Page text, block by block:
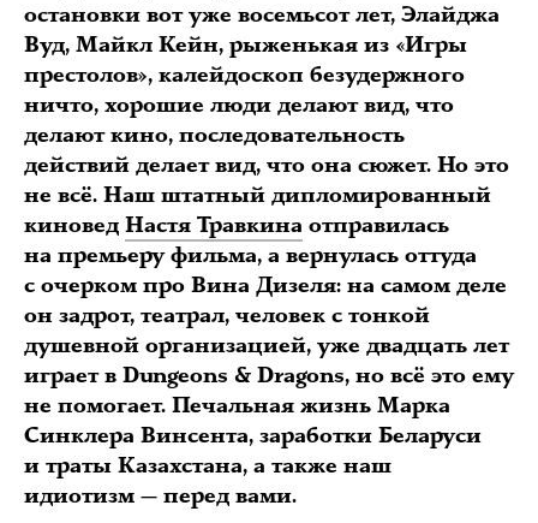
остановки вот уже восемьсот лет, Элайджа
Вуд, Майкл Кейн, рыженькая из «Игры
престолов», калейдоскоп безудержного
ничто, хорошие люди делают вид, что
делают кино, последовательность
действий делает вид, что она сюжет. Но это
не всё. Наш штатный дипломированный
киновед Настя Травкина отправилась
на премьеру фильма, а вернулась оттуда
с очерком про Вина Дизеля: на самом деле
он задрот, театрал, человек с тонкой
душевной организацией, уже двадцать лет
играет в Dungeons & Dragons, но всё это ему
не помогает. Печальная жизнь Марка
Синклера Винсента, заработки Беларуси
и траты Казахстана, а также наш
идиотизм — перед вами.